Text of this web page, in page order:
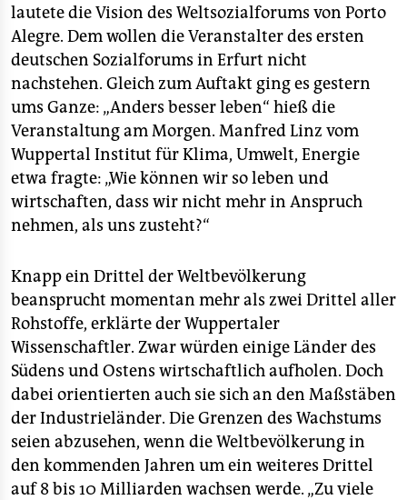
verlag
verlag
veranstaltungen
fragen & hilfe
unterstützen
abo
epaper login
lautete die Vision des Weltsozialforums von Porto
Alegre. Dem wollen die Veranstalter des ersten
deutschen Sozialforums in Erfurt nicht
nachstehen. Gleich zum Auftakt ging es gestern
ums Ganze: „Anders besser leben“ hieß die
Veranstaltung am Morgen. Manfred Linz vom
Wuppertal Institut für Klima, Umwelt, Energie
etwa fragte: „Wie können wir so leben und
wirtschaften, dass wir nicht mehr in Anspruch
nehmen, als uns zusteht?“
Knapp ein Drittel der Weltbevölkerung
beansprucht momentan mehr als zwei Drittel aller
Rohstoffe, erklärte der Wuppertaler
Wissenschaftler. Zwar würden einige Länder des
Südens und Ostens wirtschaftlich aufholen. Doch
dabei orientierten auch sie sich an den Maßstäben
der Industrieländer. Die Grenzen des Wachstums
seien abzusehen, wenn die Weltbevölkerung in
den kommenden Jahren um ein weiteres Drittel
auf 8 bis 10 Milliarden wachsen werde. „Zu viele